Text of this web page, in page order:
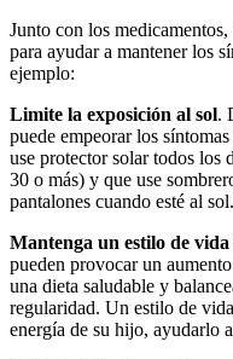
Junto con los
para ayudar a mantener los
ejemplo:
Limite la exposición al sol.
puede empeorar los
use protector solar todos los
30 o más) y que use
pantalones cuando esté al sol.
Mantenga un estilo de
pueden provocar un
una dieta saludable y
regularidad. Un estilo de
energía de su hijo, ayudarlo